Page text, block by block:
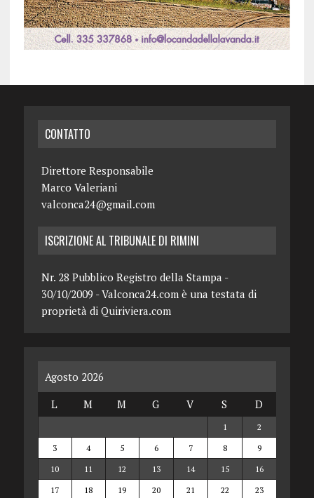
CONTATTO
Direttore Responsabile
Marco Valeriani
valconca24@gmail.com
ISCRIZIONE AL TRIBUNALE DI RIMINI
Nr. 28 Pubblico Registro della Stampa -
30/10/2009 - Valconca24.com è una testata di
proprietà di Quiriviera.com
Agosto 2026
L
M M G V S D
1
2
3
4 5 6 7 8
9
10
11 12 13 14 15
16
17
18 19 20 21 22 23